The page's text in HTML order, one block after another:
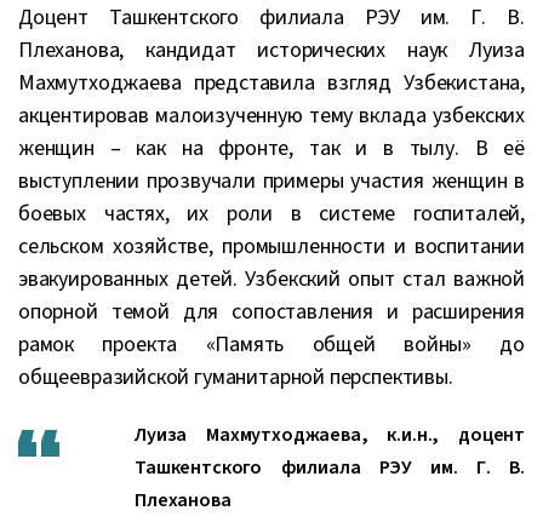
Доцент Ташкентского филиала РЭУ им. Г. В.
Плеханова, кандидат исторических наук Луиза
Махмутходжаева представила взгляд Узбекистана,
акцентировав малоизученную тему вклада узбекских
женщин – как на фронте, так и в тылу. В её
выступлении прозвучали примеры участия женщин в
боевых частях, их роли в системе госпиталей,
сельском хозяйстве, промышленности и воспитании
эвакуированных детей. Узбекский опыт стал важной
опорной темой для сопоставления и расширения
рамок проекта «Память общей войны» до
общеевразийской гуманитарной перспективы.
Луиза Махмутходжаева, к.и.н., доцент
Ташкентского филиала РЭУ им. Г. В.
Плеханова